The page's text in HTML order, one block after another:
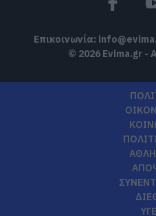
Επικοινωνία:
© 2026 Evima.gr